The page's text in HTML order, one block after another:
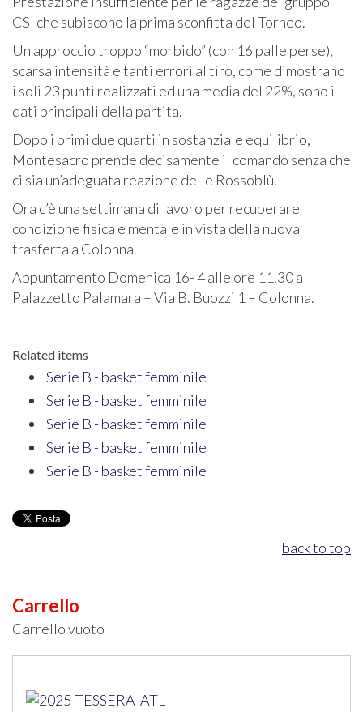
CSI che subiscono la prima sconfitta del Torneo.
Un approccio troppo “morbido” (con 16 palle perse),
scarsa intensità e tanti errori al tiro, come dimostrano
i soli 23 punti realizzati ed una media del 22%, sono i
dati principali della partita.
Dopo i primi due quarti in sostanziale equilibrio,
Montesacro prende decisamente il comando senza che
ci sia un’adeguata reazione delle Rossoblù.
Ora c’è una settimana di lavoro per recuperare
condizione fisica e mentale in vista della nuova
trasferta a Colonna.
Appuntamento Domenica 16- 4 alle ore 11.30 al
Palazzetto Palamara – Via B. Buozzi 1 – Colonna.
Related items
Serie B - basket femminile
Serie B - basket femminile
Serie B - basket femminile
Serie B - basket femminile
Serie B - basket femminile
back to top
Carrello
Carrello vuoto